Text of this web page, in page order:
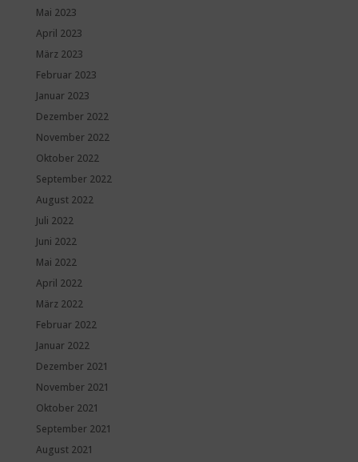
Mai 2023
April 2023
März 2023
Februar 2023
Januar 2023
Dezember 2022
November 2022
Oktober 2022
September 2022
August 2022
Juli 2022
Juni 2022
Mai 2022
April 2022
März 2022
Februar 2022
Januar 2022
Dezember 2021
November 2021
Oktober 2021
September 2021
August 2021